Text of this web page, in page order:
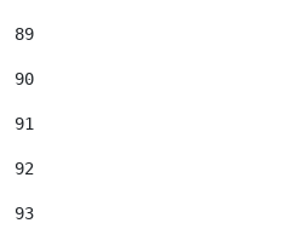
89
90
91
92
93